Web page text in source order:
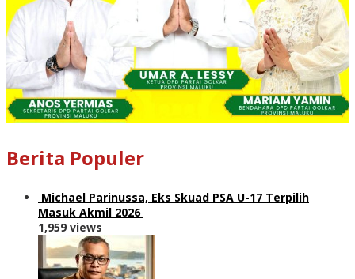
Berita Populer
Michael Parinussa, Eks Skuad PSA U-17 Terpilih
Masuk Akmil 2026
1,959 views